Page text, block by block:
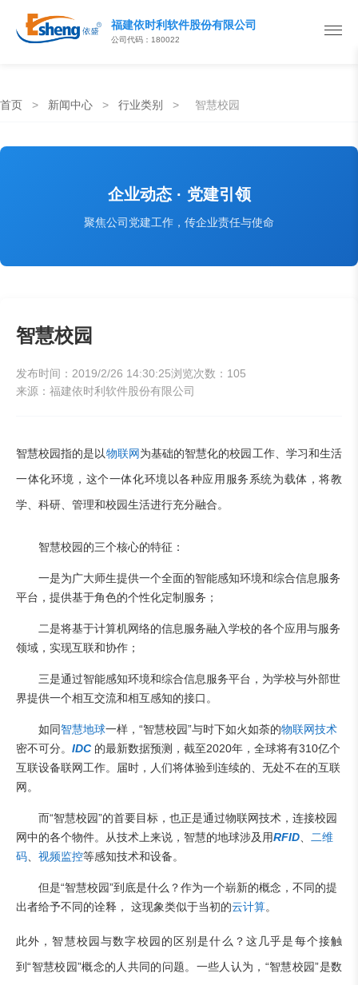
福建依时利软件股份有限公司
公司代码：180022
首页 > 新闻中心 > 行业类别 > 智慧校园
企业动态 · 党建引领
聚焦公司党建工作，传企业责任与使命
智慧校园
发布时间：2019/2/26 14:30:25浏览次数：105
来源：福建依时利软件股份有限公司
智慧校园指的是以物联网为基础的智慧化的校园工作、学习和生活
一体化环境，这个一体化环境以各种应用服务系统为载体，将教
学、科研、管理和校园生活进行充分融合。
智慧校园的三个核心的特征：
一是为广大师生提供一个全面的智能感知环境和综合信息服务
平台，提供基于角色的个性化定制服务；
二是将基于计算机网络的信息服务融入学校的各个应用与服务
领域，实现互联和协作；
三是通过智能感知环境和综合信息服务平台，为学校与外部世
界提供一个相互交流和相互感知的接口。
如同智慧地球一样，“智慧校园”与时下如火如荼的物联网技术
密不可分。 IDC 的最新数据预测，截至2020年，全球将有310亿个
互联设备联网工作。届时，人们将体验到连续的、无处不在的互联
网。
而“智慧校园”的首要目标，也正是通过物联网技术，连接校园
网中的各个物件。从技术上来说，智慧的地球涉及用RFID
二维
码
视频监控等感知技术和设备。
但是“智慧校园”到底是什么？作为一个崭新的概念，不同的提
出者给予不同的诠释， 这现象类似于当初的云计算。
此外，智慧校园与数字校园的区别是什么？这几乎是每个接触
到“智慧校园”概念的人共同的问题。一些人认为，“智慧校园”是数